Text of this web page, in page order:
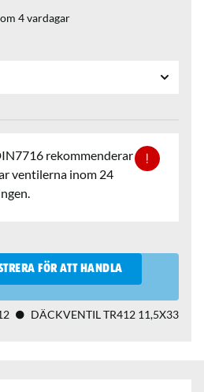
4 vardagar
rekommenderar
ventilerna inom 24
FÖR ATT HANDLA
DÄCKVENTIL TR412 11,5X33